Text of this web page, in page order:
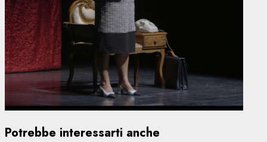
Potrebbe interessarti anche